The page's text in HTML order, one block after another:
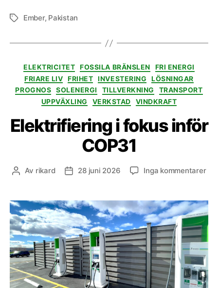
Etiketter
Ember, Pakistan
Kategorier
ELEKTRICITET FOSSILA BRÄNSLEN
FRI ENERGI
FRIARE LIV
FRIHET INVESTERING
LÖSNINGAR
PROGNOS SOLENERGI TILLVERKNING
TRANSPORT
UPPVÄXLING
VERKSTAD VINDKRAFT
Elektrifiering i fokus inför
COP31
Inläggsförfattare
Av rikard Inläggsdatum
28 juni 2026 Inga kommentarertill